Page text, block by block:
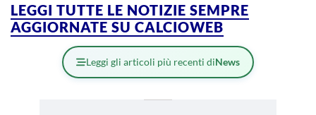
LEGGI TUTTE LE NOTIZIE SEMPRE
AGGIORNATE SU CALCIOWEB
Leggi gli articoli più recenti diNews